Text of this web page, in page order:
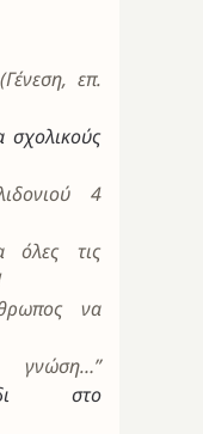
επ.
σχολικούς
4
όλες τις
να
γνώση…”
στο